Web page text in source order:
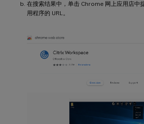
在搜索结果中，单击 Chrome 网上应用店
用程序的 URL。